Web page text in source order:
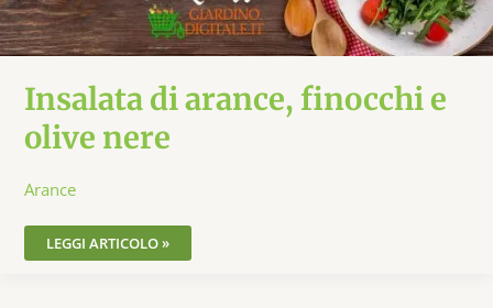
Insalata di arance, finocchi e
olive nere
Arance
OLIVE
NERE
LEGGI ARTICOLO »